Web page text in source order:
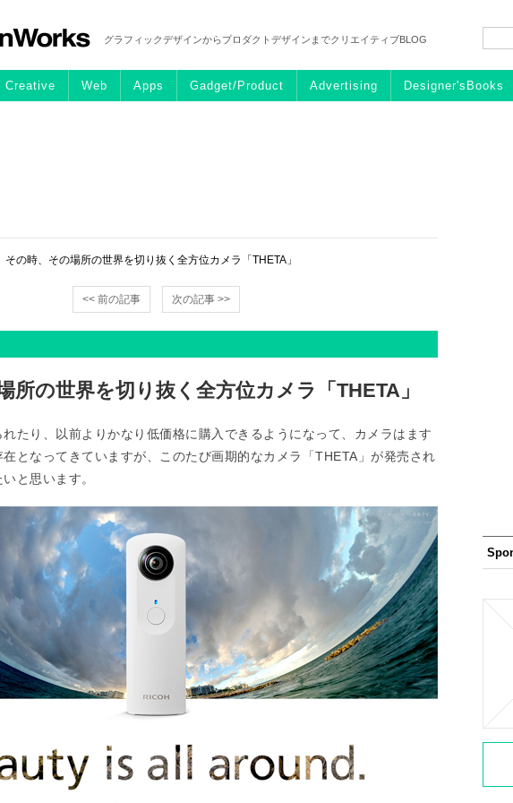
グラフィックデザインからプロダクトデザインまでクリエイティブBLOG
Creative Web Apps Gadget/Product Advertising Designer'sBooks
の時、その場所の世界を切り抜く全方位カメラ「THETA」
<< 前の記事 次の記事 >>
所の世界を切り抜く全方位カメラ「THETA」
たり、以前よりかなり低価格に購入できるようになって、カメラはます
在となってきていますが、このたび画期的なカメラ「THETA」が発売され
と思います。